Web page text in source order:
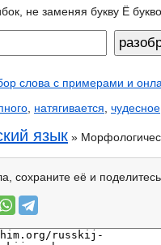
не заменяя букву Ё
слова с примерами и
натягивается чудесное
язык »
сохраните её и